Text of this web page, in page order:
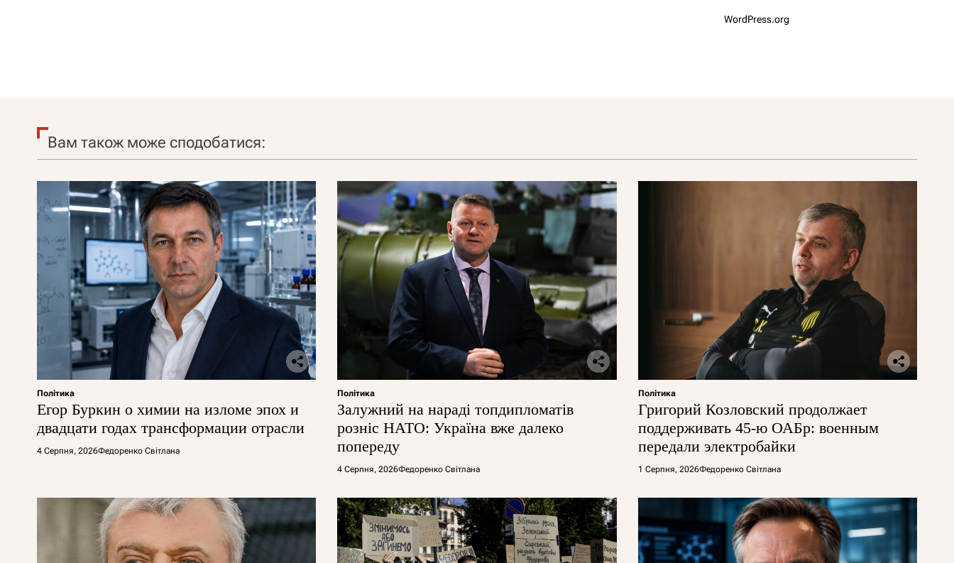
WordPress.org
Вам також може сподобатися:
Політика
Егор Буркин о химии на изломе эпох и
двадцати годах трансформации отрасли
4 Серпня, 2026Федоренко Світлана
Політика
Залужний на нараді топдипломатів
розніс НАТО: Україна вже далеко
попереду
4 Серпня, 2026Федоренко Світлана
Політика
Григорий Козловский продолжает
поддерживать 45-ю ОАБр: военным
передали электробайки
1 Серпня, 2026Федоренко Світлана